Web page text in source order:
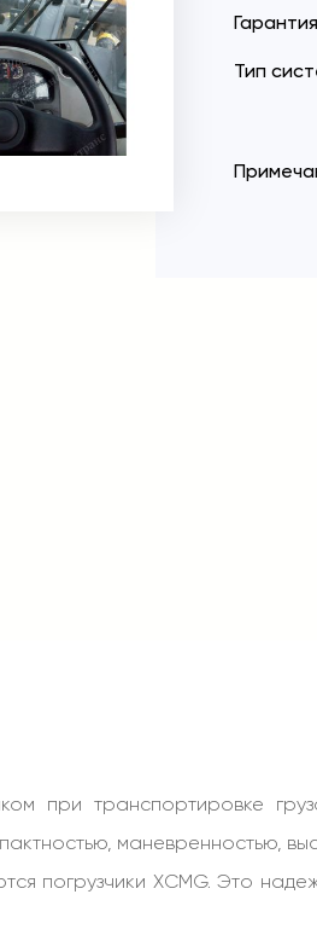
Гарантия
Тип
при транспортировке
маневренностью,
погрузчики XCMG. Это